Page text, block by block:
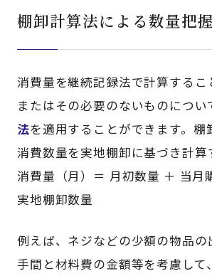
棚卸計算法による数量把
消費量を継続記録法で計算するこ
またはその必要のないものについ
法を適用することができます。棚
消費数量を実地棚卸に基づき計算
消費量（月）＝ 月初数量 ＋ 当月
実地棚卸数量
例えば、ネジなどの少額の物品の
手間と材料費の金額等を考慮して